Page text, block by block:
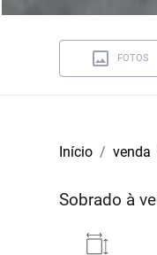
FOTOS
Início venda
Sobrado à